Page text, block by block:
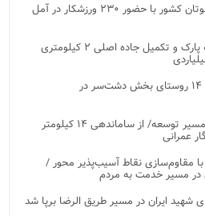
رقابت‌های کشتی آزاد پیشکسوتان کشور با حضور ۲۳۰ ورزشکار در آمل
پایان پروژه نیمه‌تمام ۱۵ ساله پارک و تکمیل جاده اصلی ۲ کیلومتری
بازدید میدانی فرماندار آمل از ۱۴ روستای بخش دشت‌سر در
چالوس آماده جهشی تازه در مسیر توسعه/ از ساماندهی ۱۴ کیلومتر
عمرانی
مقاوم‌سازی نقاط آسیب‌پذیر محور /
در مسیر خدمت به مردم